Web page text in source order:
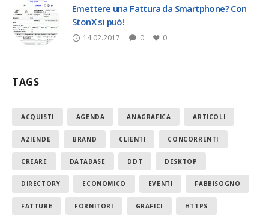
Emettere una Fattura da Smartphone? Con
StonX si può!
14.02.2017 0 0
TAGS
ACQUISTI AGENDA ANAGRAFICA ARTICOLI
AZIENDE BRAND CLIENTI CONCORRENTI
CREARE DATABASE DDT DESKTOP
DIRECTORY ECONOMICO EVENTI FABBISOGNO
FATTURE FORNITORI GRAFICI HTTPS